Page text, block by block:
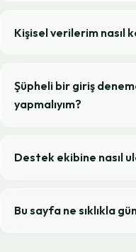
Kişisel verilerim nasıl
Şüpheli bir giriş
yapmalıyım?
Destek ekibine nasıl
Bu sayfa ne sıklıkla